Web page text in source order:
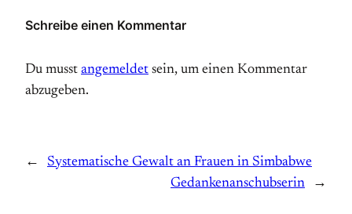
Schreibe einen Kommentar
Du musst angemeldet sein, um einen Kommentar
abzugeben.
←
Systematische Gewalt an Frauen in Simbabwe
Gedankenanschubserin
→